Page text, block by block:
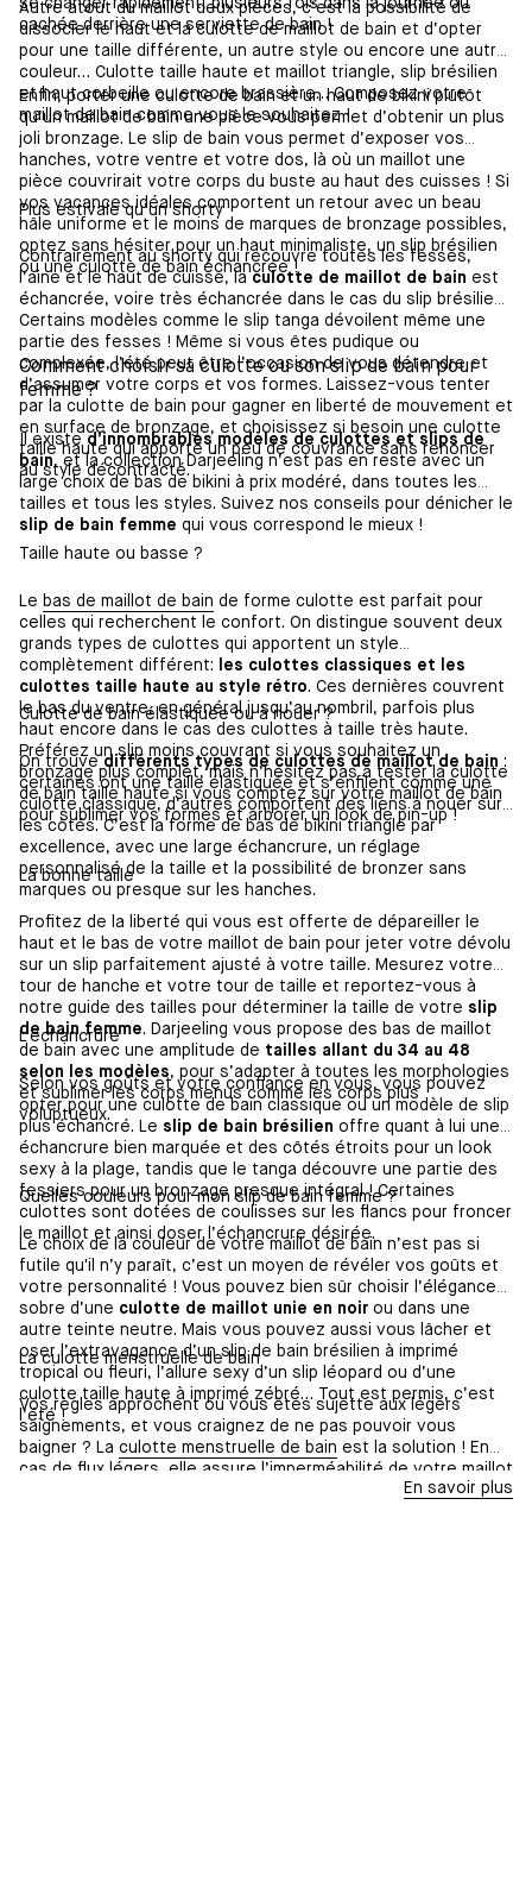
se changer rapidement, plusieurs fois dans la journée ou
cachée derrière une serviette de bain !
Autre atout du maillot deux pièces, c’est la possibilité de
dissocier le haut et la culotte de maillot de bain et d’opter
pour une taille différente, un autre style ou encore une autre
couleur… Culotte taille haute et maillot triangle, slip brésilien
et haut corbeille ou encore brassière… Composez votre
maillot de bain comme vous le souhaitez !
Enfin, porter une culotte de bain et un haut de bikini plutôt
qu’un maillot de bain une pièce vous permet d’obtenir un plus
joli bronzage. Le slip de bain vous permet d’exposer vos
hanches, votre ventre et votre dos, là où un maillot une
pièce couvrirait votre corps du buste au haut des cuisses ! Si
vos vacances idéales comportent un retour avec un beau
hâle uniforme et le moins de marques de bronzage possibles,
optez sans hésiter pour un haut minimaliste, un slip brésilien
ou une culotte de bain échancrée !
Plus estivale qu’un shorty
Contrairement au shorty qui recouvre toutes les fesses,
l’aine et le haut de cuisse, la culotte de maillot de bain est
échancrée, voire très échancrée dans le cas du slip brésilien.
Certains modèles comme le slip tanga dévoilent même une
partie des fesses ! Même si vous êtes pudique ou
complexée, l’été peut être l’occasion de vous détendre et
d’assumer votre corps et vos formes. Laissez-vous tenter
par la culotte de bain pour gagner en liberté de mouvement et
en surface de bronzage, et choisissez si besoin une culotte
taille haute qui apporte un peu de couvrance sans renoncer
au style décontracté.
Comment choisir sa culotte ou son slip de bain pour
femme ?
Il existe d’innombrables modèles de culottes et slips de
bain, et la collection Darjeeling n’est pas en reste avec un
large choix de bas de bikini à prix modéré, dans toutes les
tailles et tous les styles. Suivez nos conseils pour dénicher le
slip de bain femme qui vous correspond le mieux !
Taille haute ou basse ?
Le bas de maillot de bain de forme culotte est parfait pour
celles qui recherchent le confort. On distingue souvent deux
grands types de culottes qui apportent un style
complètement différent:
les culottes classiques et les
culottes taille haute au style rétro. Ces dernières couvrent
le bas du ventre, en général jusqu’au nombril, parfois plus
haut encore dans le cas des culottes à taille très haute.
Préférez un slip moins couvrant si vous souhaitez un
bronzage plus complet, mais n’hésitez pas à tester la culotte
de bain taille haute si vous comptez sur votre maillot de bain
pour sublimer vos formes et arborer un look de pin-up !
Culotte de bain élastiquée ou à nouer ?
On trouve différents types de culottes de maillot de bain :
certaines ont une taille élastiquée et s’enfilent comme une
culotte classique, d’autres comportent des liens à nouer sur
les côtés. C’est la forme de bas de bikini triangle par
excellence, avec une large échancrure, un réglage
personnalisé de la taille et la possibilité de bronzer sans
marques ou presque sur les hanches.
La bonne taille
Profitez de la liberté qui vous est offerte de dépareiller le
haut et le bas de votre maillot de bain pour jeter votre dévolu
sur un slip parfaitement ajusté à votre taille. Mesurez votre
tour de hanche et votre tour de taille et reportez-vous à
notre guide des tailles pour déterminer la taille de votre slip
de bain femme. Darjeeling vous propose des bas de maillot
de bain avec une amplitude de tailles allant du 34 au 48
selon les modèles, pour s’adapter à toutes les morphologies
et sublimer les corps menus comme les corps plus
voluptueux.
L’échancrure
Selon vos goûts et votre confiance en vous, vous pouvez
opter pour une culotte de bain classique ou un modèle de slip
plus échancré. Le slip de bain brésilien offre quant à lui une
échancrure bien marquée et des côtés étroits pour un look
sexy à la plage, tandis que le tanga découvre une partie des
fessiers pour un bronzage presque intégral ! Certaines
culottes sont dotées de coulisses sur les flancs pour froncer
le maillot et ainsi doser l’échancrure désirée.
Quelles couleurs pour mon slip de bain femme ?
Le choix de la couleur de votre maillot de bain n’est pas si
futile qu'il n’y paraît, c’est un moyen de révéler vos goûts et
votre personnalité ! Vous pouvez bien sûr choisir l’élégance
sobre d’une culotte de maillot unie en noir ou dans une
autre teinte neutre. Mais vous pouvez aussi vous lâcher et
oser l’extravagance d’un slip de bain brésilien à imprimé
tropical ou fleuri, l’allure sexy d’un slip léopard ou d’une
culotte taille haute à imprimé zébré… Tout est permis, c’est
l’été !
La culotte menstruelle de bain
Vos règles approchent ou vous êtes sujette aux légers
saignements, et vous craignez de ne pas pouvoir vous
baigner ? La culotte menstruelle de bain est la solution ! En
cas de flux légers, elle assure l’imperméabilité de votre maillot
de bain et vous protège des fuites en toute discrétion.En savoir plus